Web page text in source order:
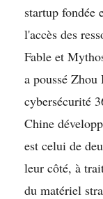
startup fondée
l'accès des
Fable et
a poussé
cybersécurité
Chine
est celui de
leur côté, à
du matériel